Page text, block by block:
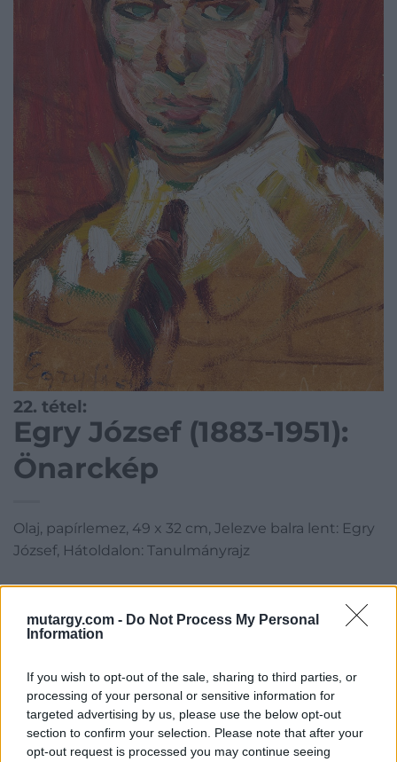
mutargy.com - Do Not Process My Personal
Information
If you wish to opt-out of the sale, sharing to third parties, or
processing of your personal or sensitive information for
targeted advertising by us, please use the below opt-out
section to confirm your selection. Please note that after your
opt-out request is processed you may continue seeing
22. tétel:
Egry József (1883-1951):
Önarckép
Olaj, papírlemez, 49 x 32 cm, Jelezve balra lent: Egry
József, Hátoldalon: Tanulmányrajz
Kategória:Festmény, grafika
Kikiáltási ár:600 000Ft
Aukció neve: 68. Téli aukció
Aukció dátuma: 2021.12.19
Aukció ideje: 18:00